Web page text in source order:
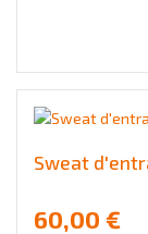
Sweat
60,00 €